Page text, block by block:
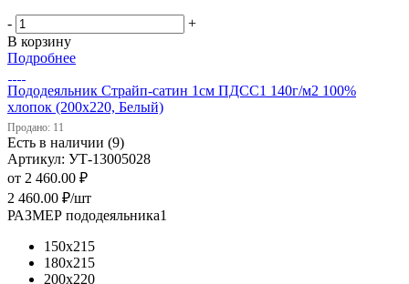
-
+
В корзину
Подробнее
Пододеяльник Страйп-сатин 1см ПДСС1 140г/м2 100%
хлопок (200х220, Белый)
Продано: 11
Есть в наличии (9)
Артикул: УТ-13005028
от 2 460.00 ₽
2 460.00 ₽/шт
РАЗМЕР пододеяльника1
150х215
180х215
200х220